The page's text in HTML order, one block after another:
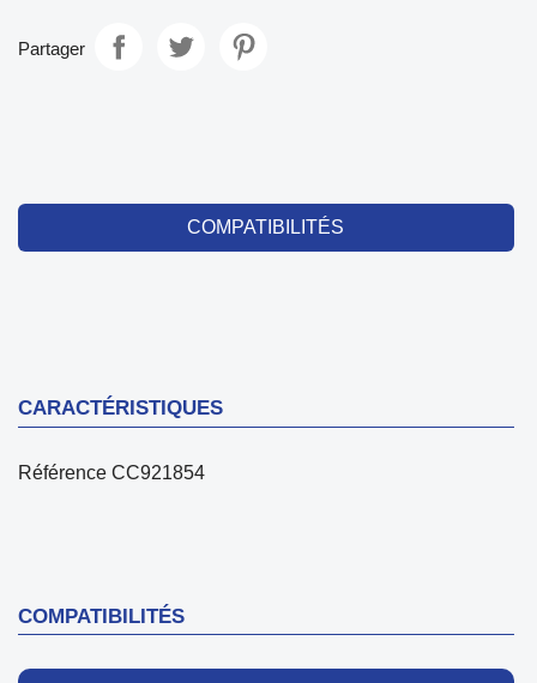
Partager
COMPATIBILITÉS
CARACTÉRISTIQUES
Référence CC921854
COMPATIBILITÉS